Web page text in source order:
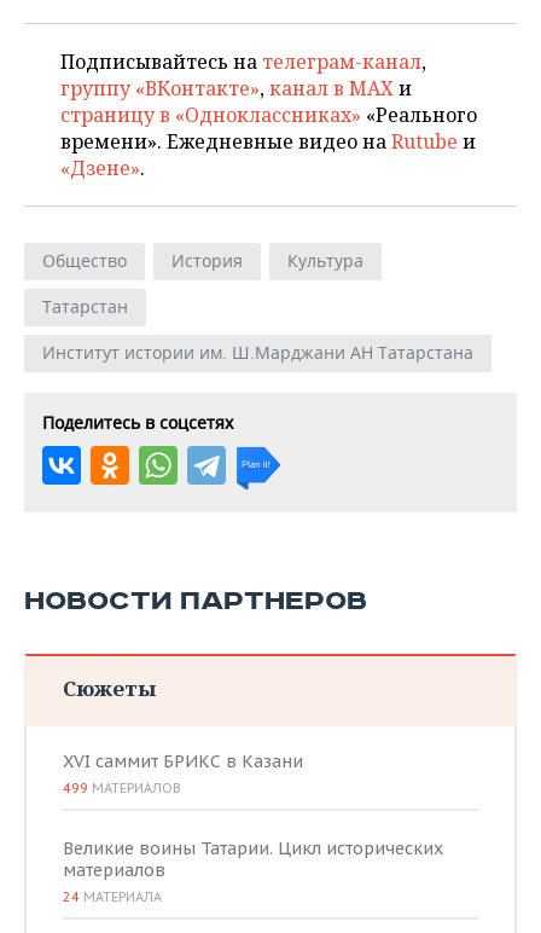
Подписывайтесь на телеграм-канал,
группу «ВКонтакте»,канал в MAXи
страницу в «Одноклассниках» «Реального
времени». Ежедневные видео наRutube и
«Дзене».
Общество История
Культура
Татарстан
Институт истории им. Ш.Марджани АН Татарстана
Поделитесь в соцсетях
НОВОСТИ ПАРТНЕРОВ
Сюжеты
XVI саммит БРИКС в Казани
499 МАТЕРИАЛОВ
Великие воины Татарии. Цикл исторических
материалов
24 МАТЕРИАЛА